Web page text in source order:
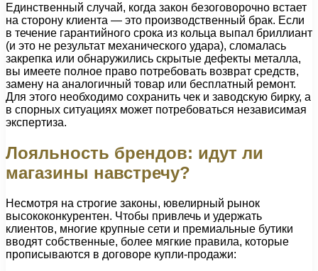
Единственный случай, когда закон безоговорочно встает
на сторону клиента — это производственный брак. Если
в течение гарантийного срока из кольца выпал бриллиант
(и это не результат механического удара), сломалась
закрепка или обнаружились скрытые дефекты металла,
вы имеете полное право потребовать возврат средств,
замену на аналогичный товар или бесплатный ремонт.
Для этого необходимо сохранить чек и заводскую бирку, а
в спорных ситуациях может потребоваться независимая
экспертиза.
Лояльность брендов: идут ли
магазины навстречу?
Несмотря на строгие законы, ювелирный рынок
высококонкурентен. Чтобы привлечь и удержать
клиентов, многие крупные сети и премиальные бутики
вводят собственные, более мягкие правила, которые
прописываются в договоре купли-продажи: